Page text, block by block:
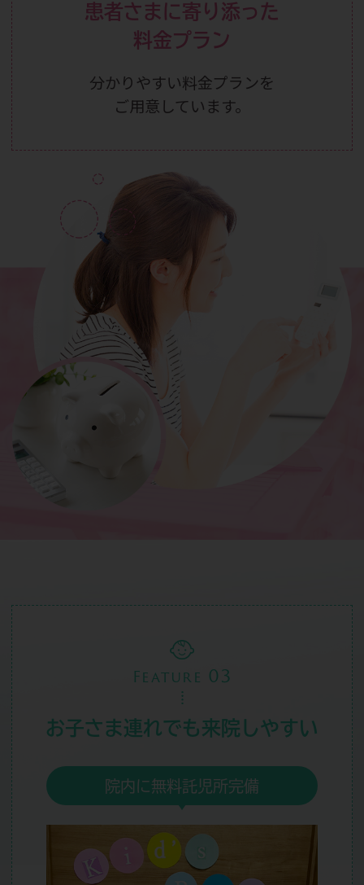
患者さまに寄り添った
料金プラン
分かりやすい料金プランを
ご用意しています。
Feature 03
お子さま連れでも来院しやすい
院内に無料託児所完備